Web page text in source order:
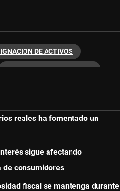
DE ACTIVOS
TENDENCIAS DE CONSUMO
reales ha fomentado un
sigue afectando
de consumidores
fiscal se mantenga durante